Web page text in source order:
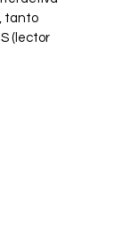
tanto
(lector